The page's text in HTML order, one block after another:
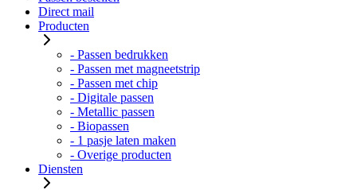
Direct mail
Producten
- Passen bedrukken
- Passen met magneetstrip
- Passen met chip
- Digitale passen
- Metallic passen
- Biopassen
- 1 pasje laten maken
- Overige producten
Diensten